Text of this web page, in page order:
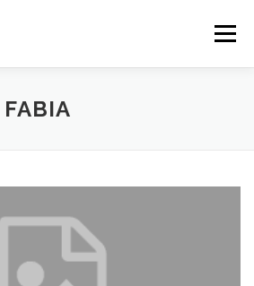
Menu
ELEKTRYK SAMOCHODOWY
FABIA